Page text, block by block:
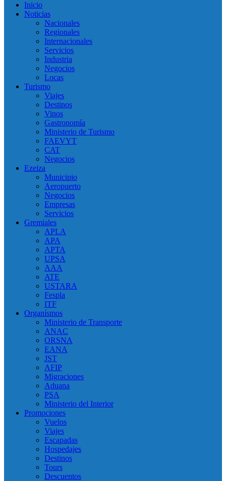
Inicio
Noticias
Nacionales
Regionales
Internacionales
Servicios
Industria
Negocios
Locas
Turismo
Viajes
Destinos
Vinos
Gastronomía
Ministerio de Turismo
FAEVYT
CAT
Negocios
Ezeiza
Municipio
Aeropuerto
Negocios
Empresas
Servicios
Gremiales
APLA
APA
APTA
UPSA
AAA
ATE
USTARA
Fespla
ITF
Organísmos
Ministerio de Transporte
ANAC
ORSNA
EANA
JST
AFIP
Migraciones
Aduana
PSA
Ministerio del Interior
Promociones
Vuelos
Viajes
Escapadas
Hospedajes
Destinos
Tours
Descuentos